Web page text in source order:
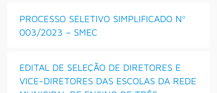
PROCESSO SELETIVO SIMPLIFICADO Nº
003/2023 – SMEC
EDITAL DE SELEÇÃO DE DIRETORES E
VICE-DIRETORES DAS ESCOLAS DA REDE